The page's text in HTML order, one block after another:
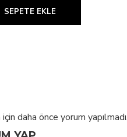
SEPETE EKLE
daha önce yorum yapılmadı.